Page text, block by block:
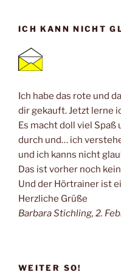
ICH KANN NICHT
Ich habe das rote und
dir gekauft. Jetzt lerne
Es macht doll viel Spaß
durch und… ich
und ich kanns nicht
Das ist vorher noch
Und der Hörtrainer ist
Herzliche Grüße
Barbara Stichling, 2.
WEITER SO!